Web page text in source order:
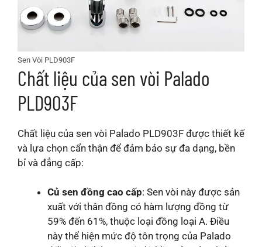
Sen Vòi PLD903F
Chất liệu của sen vòi Palado
PLD903F
Chất liệu của sen vòi Palado PLD903F được thiết kế
và lựa chọn cẩn thận để đảm bảo sự đa dạng, bền
bỉ và đẳng cấp:
Củ sen đồng cao cấp: Sen vòi này được sản
xuất với thân đồng có hàm lượng đồng từ
59% đến 61%, thuộc loại đồng loại A. Điều
này thể hiện mức độ tôn trọng của Palado